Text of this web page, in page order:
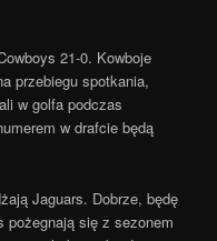
21-0. Kowboje
przebiegu spotkania,
w golfa podczas
w drafcie będą
Jaguars. Dobrze, będę
pożegnają się z sezonem